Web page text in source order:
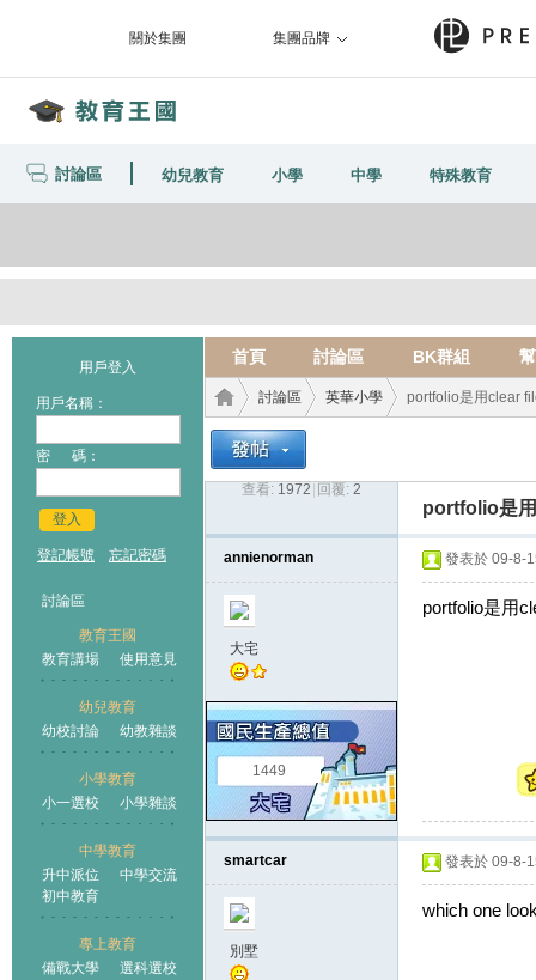
關於集團 集團品牌
討論區 幼兒教育 小學 中學 特殊教育
用戶登入
用戶名稱：
密 碼：
登入
登記帳號 忘記密碼
討論區
教育王國
教育講場
使用意見
幼兒教育
幼校討論
幼教雜談
小學教育
小一選校
小學雜談
中學教育
升中派位
中學交流
初中教育
專上教育
備戰大學
選科選校
首頁 討論區 BK群組
王國
討論區
›
英華小學 portfolio是用clear
查看: 1972 回覆: 2
portfolio是
annienorman
大宅
1449
發表於 09-8-
portfolio是用
smartcar
別墅
發表於 09-8-
which one